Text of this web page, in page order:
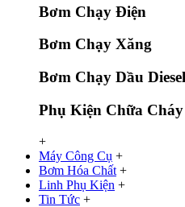
Bơm Chạy Điện
Bơm Chạy Xăng
Bơm Chạy Dầu Diesel
Phụ Kiện Chữa Cháy
+
Máy Công Cụ +
Bơm Hóa Chất +
Linh Phụ Kiện +
Tin Tức +